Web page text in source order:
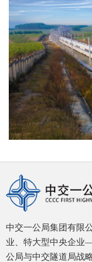
中交一公局集团有限
业、特大型中央企业
公局与中交隧道局战